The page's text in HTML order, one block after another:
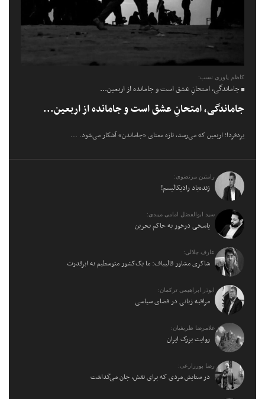
کاظم یاوری نسب:
جاماندگی، امتحانِ عشق است و جامانده از اربعین...
جاماندگی، امتحانِ عشق است و جامانده از اربعین...
یزدفردا؛ اربعین که می‌رسد، تازه معنای «جاماندن» آشکار می‌شود. ...
رامتین مرتضوی:
زنده‌باد رادیکالیسم!
سید ابوالفضل امامی میبدی:
پاسخی درخور به حاکم بحرین
عارف جلالی:
شاکری مشاور قالیباف: ما یک‌کشور متوسطیم نه ابرقدرت
ابوذر ابراهیمی ترکمان:
مراقبه زبانی در فضای سیاسی
غلامرضا ظریفیان:
روایت بزرگ ایران
رضا پورزارعی:
در ستایش مردی که برای نقش، جان می‌گذاشت